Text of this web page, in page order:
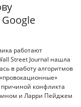
работают
Street Journal нашла
в работу алгоритмов
конфликта
и Ларри Пейджем